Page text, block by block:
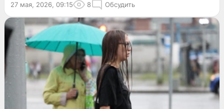
27 мая, 2026, 09:15 8 Обсудить